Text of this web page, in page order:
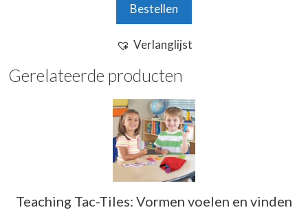
5Bestellen
Verlanglijst
Gerelateerde producten
Teaching Tac-Tiles: Vormen voelen en vinden